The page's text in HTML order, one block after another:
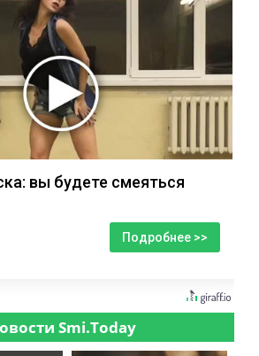
вы будете смеяться
Подробнее >>